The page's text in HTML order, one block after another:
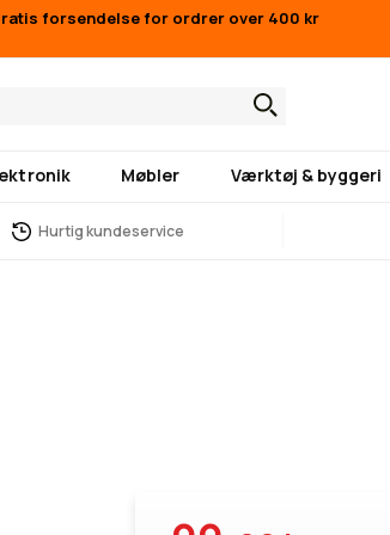
forsendelse for ordrer over 400 kr
Møbler Værktøj & byggeri
Hurtig kundeservice